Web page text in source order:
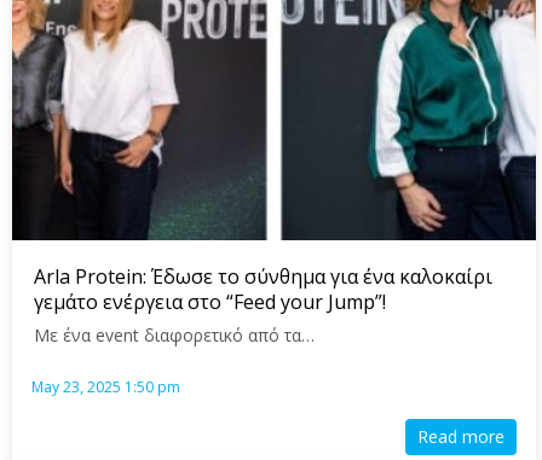
Arla Protein: Έδωσε το σύνθημα για ένα καλοκαίρι
γεμάτο ενέργεια στο “Feed your Jump”!
Με ένα event διαφορετικό από τα…
May 23, 2025 1:50 pm
Read more